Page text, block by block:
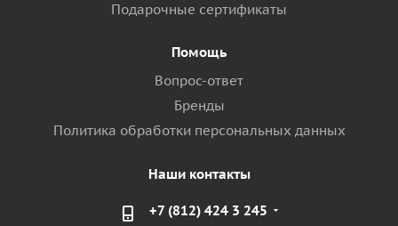
Подарочные сертификаты
Помощь
Вопрос-ответ
Бренды
Политика обработки персональных данных
Наши контакты
+7 (812) 424 3 245